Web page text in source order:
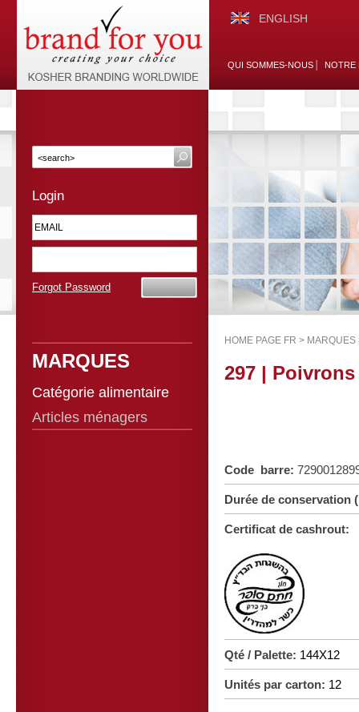
ENGLISH
QUI SOMMES-NOUS NOTRE
Login
Forgot Password
MARQUES
Catégorie alimentaire
Articles ménagers
HOME PAGE FR > MARQUES
297 |
Code barre:
Durée de
Certificat de cashrout:
Qté / Palette: 144X12
Unités par carton: 12